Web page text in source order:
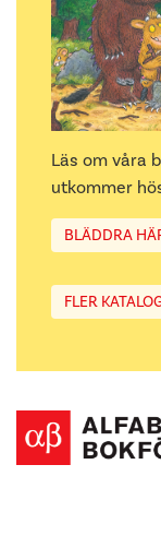
Läs om våra
utkommer
BLÄDDRA
FLER